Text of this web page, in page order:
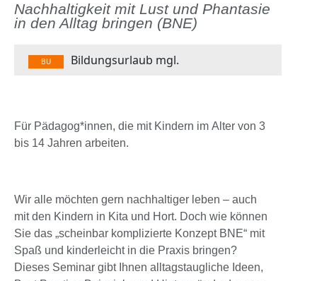
Nachhaltigkeit mit Lust und Phantasie
in den Alltag bringen (BNE)
BU Bildungsurlaub mgl.
Für Pädagog*innen, die mit Kindern im Alter von 3
bis 14 Jahren arbeiten.
Wir alle möchten gern nachhaltiger leben – auch
mit den Kindern in Kita und Hort. Doch wie können
Sie das „scheinbar komplizierte Konzept BNE“ mit
Spaß und kinderleicht in die Praxis bringen?
Dieses Seminar gibt Ihnen alltagstaugliche Ideen,